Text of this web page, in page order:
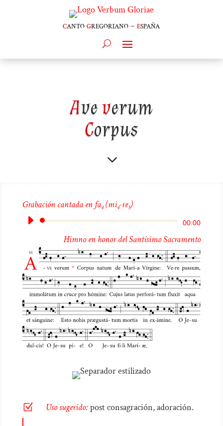
cantogregoriano –españa
Aveverum
Corpus
3
Grabación cantada en fa4(mi4-re5)
Reproductor
de
audio
00:00
Himno en honor del Santísimo Sacramento
Z Uso sugerido:post consagración, adoración.